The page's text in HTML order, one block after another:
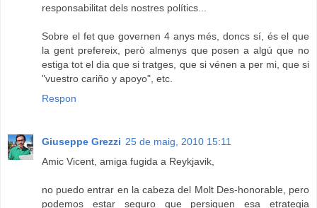
responsabilitat dels nostres polítics...
Sobre el fet que governen 4 anys més, doncs sí, és el que
la gent prefereix, però almenys que posen a algú que no
estiga tot el dia que si tratges, que si vénen a per mi, que si
"vuestro cariño y apoyo", etc.
Respon
Giuseppe Grezzi 25 de maig, 2010 15:11
Amic Vicent, amiga fugida a Reykjavik,
no puedo entrar en la cabeza del Molt Des-honorable, pero
podemos estar seguro que persiguen esa etrategia